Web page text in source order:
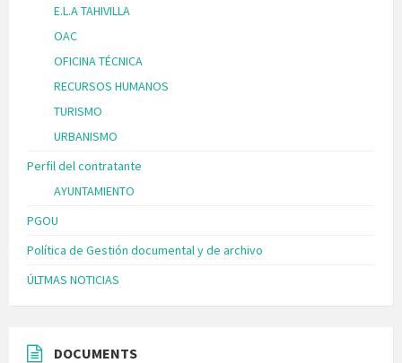
E.L.A TAHIVILLA
OAC
OFICINA TÉCNICA
RECURSOS HUMANOS
TURISMO
URBANISMO
Perfil del contratante
AYUNTAMIENTO
PGOU
Política de Gestión documental y de archivo
ÚLTMAS NOTICIAS
DOCUMENTS